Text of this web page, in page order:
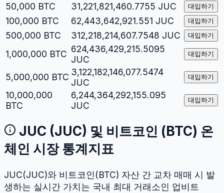
50,000 BTC 31,221,821,460.7755 JUC 대입하기
100,000 BTC 62,443,642,921.551 JUC 대입하기
500,000 BTC 312,218,214,607.7548 JUC 대입하기
1,000,000 BTC 624,436,429,215.5095
JUC
대입하기
5,000,000 BTC 3,122,182,146,077.5474
JUC
대입하기
10,000,000
BTC
6,244,364,292,155.095
JUC
대입하기
JUC (JUC) 및 비트코인 ( BTC) 온
체인 시장 통계지표
JUC(JUC)와 비트코인 (BTC) 자산 간 교차 매매 시 발
생하는 실시간 가치는 국내 최대 거래소인 업비트